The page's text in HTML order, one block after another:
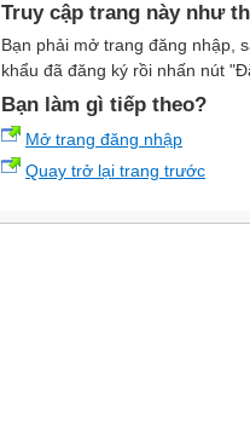
Truy cập trang này như
Bạn phải mở trang đăng nhập,
khẩu đã đăng ký rồi nhấn nút
Bạn làm gì tiếp theo?
Mở trang đăng nhập
Quay trở lại trang trước